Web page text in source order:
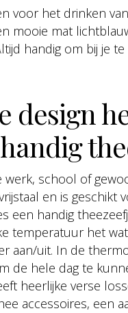
voor het drinken
mooie mat
handig om bij je
design
school of
en is geschikt
een handig
temperatuur het
aan/uit. In de
de hele dag te
heerlijke verse
accessoires, een